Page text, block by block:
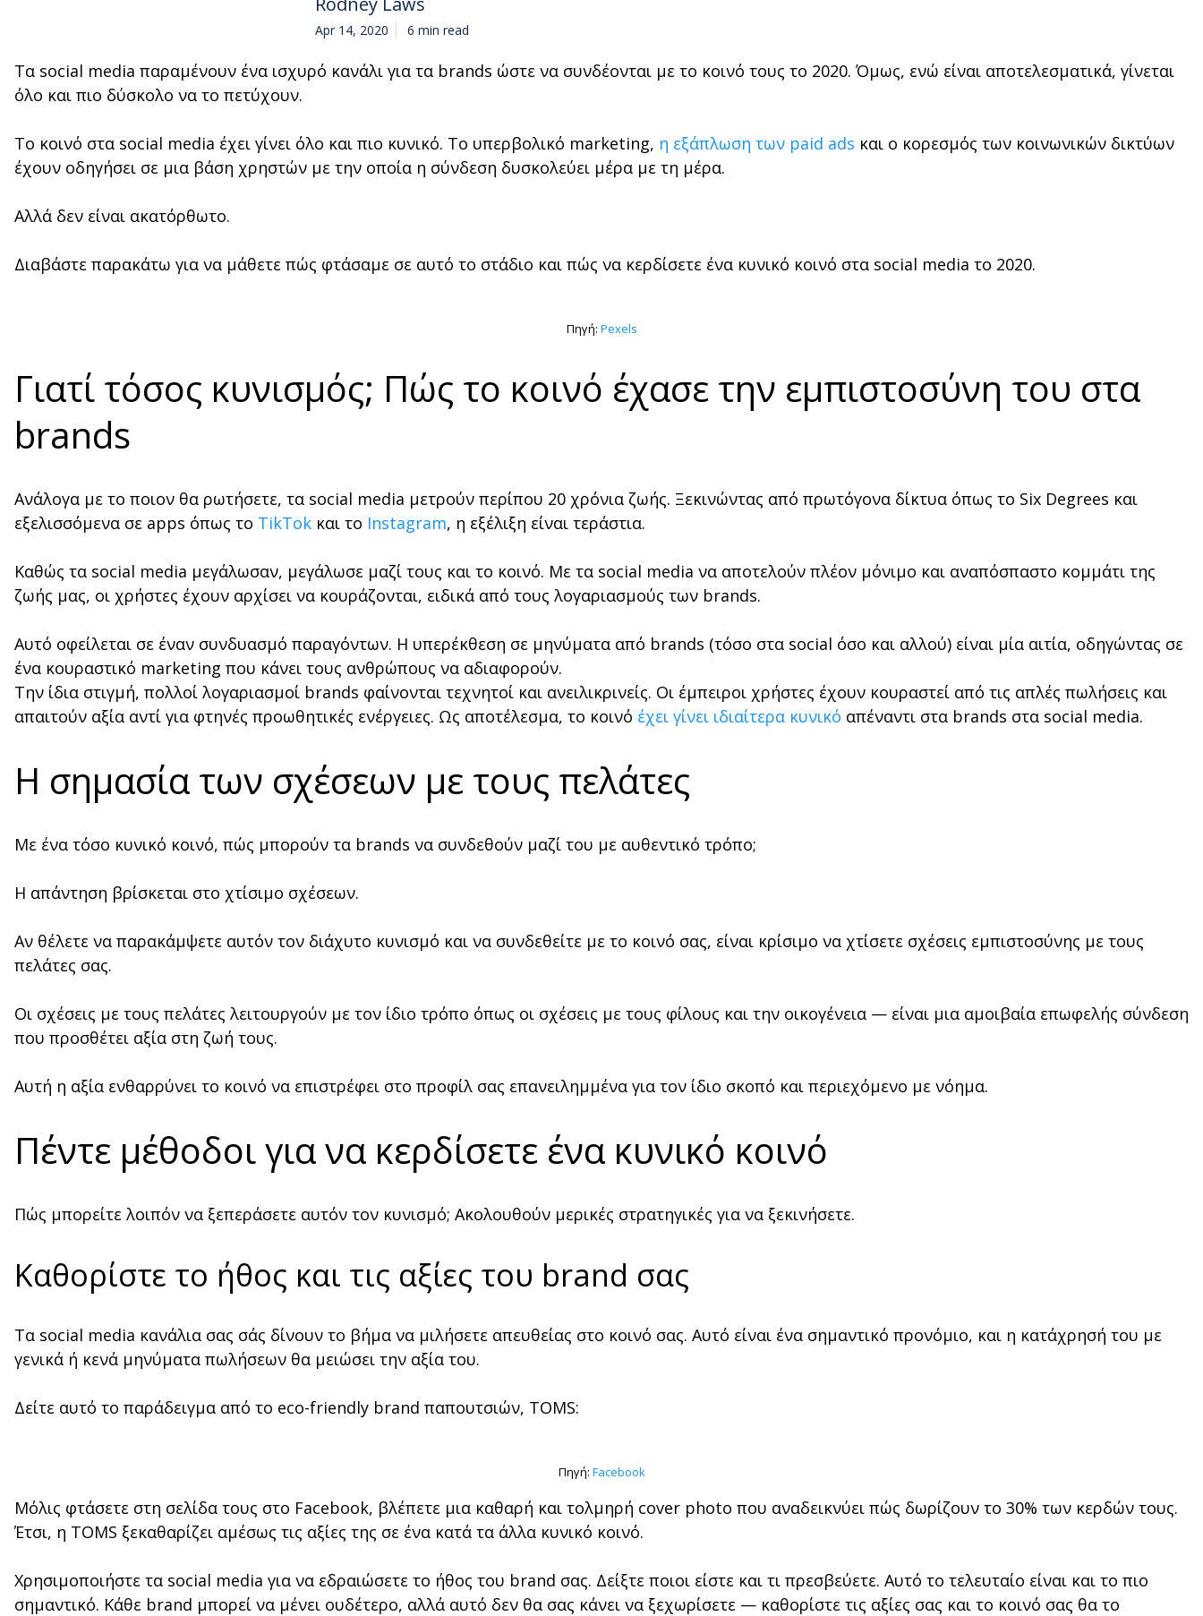
Apr 14, 2020 6 min read
Τα social media παραμένουν ένα ισχυρό κανάλι για τα brands ώστε να συνδέονται με το κοινό τους το 2020. Όμως, ενώ είναι αποτελεσματικά, γίνεται
όλο και πιο δύσκολο να το πετύχουν.
Το κοινό στα social media έχει γίνει όλο και πιο κυνικό. Το υπερβολικό marketing, η εξάπλωση των paid ads και ο κορεσμός των κοινωνικών δικτύων
έχουν οδηγήσει σε μια βάση χρηστών με την οποία η σύνδεση δυσκολεύει μέρα με τη μέρα.
Αλλά δεν είναι ακατόρθωτο.
Διαβάστε παρακάτω για να μάθετε πώς φτάσαμε σε αυτό το στάδιο και πώς να κερδίσετε ένα κυνικό κοινό στα social media το 2020.
Πηγή: Pexels
Γιατί τόσος κυνισμός; Πώς το κοινό έχασε την εμπιστοσύνη του στα
brands
Ανάλογα με το ποιον θα ρωτήσετε, τα social media μετρούν περίπου 20 χρόνια ζωής. Ξεκινώντας από πρωτόγονα δίκτυα όπως το Six Degrees και
εξελισσόμενα σε apps όπως το TikTok και το Instagram, η εξέλιξη είναι τεράστια.
Καθώς τα social media μεγάλωσαν, μεγάλωσε μαζί τους και το κοινό. Με τα social media να αποτελούν πλέον μόνιμο και αναπόσπαστο κομμάτι της
ζωής μας, οι χρήστες έχουν αρχίσει να κουράζονται, ειδικά από τους λογαριασμούς των brands.
Αυτό οφείλεται σε έναν συνδυασμό παραγόντων. Η υπερέκθεση σε μηνύματα από brands (τόσο στα social όσο και αλλού) είναι μία αιτία, οδηγώντας σε
ένα κουραστικό marketing που κάνει τους ανθρώπους να αδιαφορούν.
Την ίδια στιγμή, πολλοί λογαριασμοί brands φαίνονται τεχνητοί και ανειλικρινείς. Οι έμπειροι χρήστες έχουν κουραστεί από τις απλές πωλήσεις και
απαιτούν αξία αντί για φτηνές προωθητικές ενέργειες. Ως αποτέλεσμα, το κοινό έχει γίνει ιδιαίτερα κυνικό απέναντι στα brands στα social media.
Η σημασία των σχέσεων με τους πελάτες
Με ένα τόσο κυνικό κοινό, πώς μπορούν τα brands να συνδεθούν μαζί του με αυθεντικό τρόπο;
Η απάντηση βρίσκεται στο χτίσιμο σχέσεων.
Αν θέλετε να παρακάμψετε αυτόν τον διάχυτο κυνισμό και να συνδεθείτε με το κοινό σας, είναι κρίσιμο να χτίσετε σχέσεις εμπιστοσύνης με τους
πελάτες σας.
Οι σχέσεις με τους πελάτες λειτουργούν με τον ίδιο τρόπο όπως οι σχέσεις με τους φίλους και την οικογένεια — είναι μια αμοιβαία επωφελής σύνδεση
που προσθέτει αξία στη ζωή τους.
Αυτή η αξία ενθαρρύνει το κοινό να επιστρέφει στο προφίλ σας επανειλημμένα για τον ίδιο σκοπό και περιεχόμενο με νόημα.
Πέντε μέθοδοι για να κερδίσετε ένα κυνικό κοινό
Πώς μπορείτε λοιπόν να ξεπεράσετε αυτόν τον κυνισμό; Ακολουθούν μερικές στρατηγικές για να ξεκινήσετε.
Καθορίστε το ήθος και τις αξίες του brand σας
Τα social media κανάλια σας σάς δίνουν το βήμα να μιλήσετε απευθείας στο κοινό σας. Αυτό είναι ένα σημαντικό προνόμιο, και η κατάχρησή του με
γενικά ή κενά μηνύματα πωλήσεων θα μειώσει την αξία του.
Δείτε αυτό το παράδειγμα από το eco-friendly brand παπουτσιών, TOMS:
Πηγή: Facebook
Μόλις φτάσετε στη σελίδα τους στο Facebook, βλέπετε μια καθαρή και τολμηρή cover photo που αναδεικνύει πώς δωρίζουν το 30% των κερδών τους.
Έτσι, η TOMS ξεκαθαρίζει αμέσως τις αξίες της σε ένα κατά τα άλλα κυνικό κοινό.
Χρησιμοποιήστε τα social media για να εδραιώσετε το ήθος του brand σας. Δείξτε ποιοι είστε και τι πρεσβεύετε. Αυτό το τελευταίο είναι και το πιο
σημαντικό. Κάθε brand μπορεί να μένει ουδέτερο, αλλά αυτό δεν θα σας κάνει να ξεχωρίσετε — καθορίστε τις αξίες σας και το κοινό σας θα το